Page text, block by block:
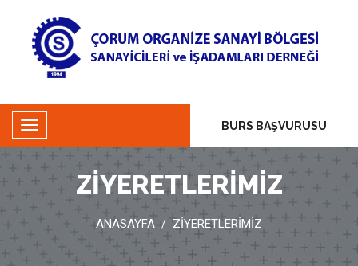
BURS BAŞVURUSU
ZİYERETLERİMİZ
ANASAYFA / ZİYERETLERİMİZ